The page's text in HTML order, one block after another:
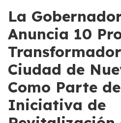
La
Anuncia 10
Ciudad de
Como Parte
Iniciativa de